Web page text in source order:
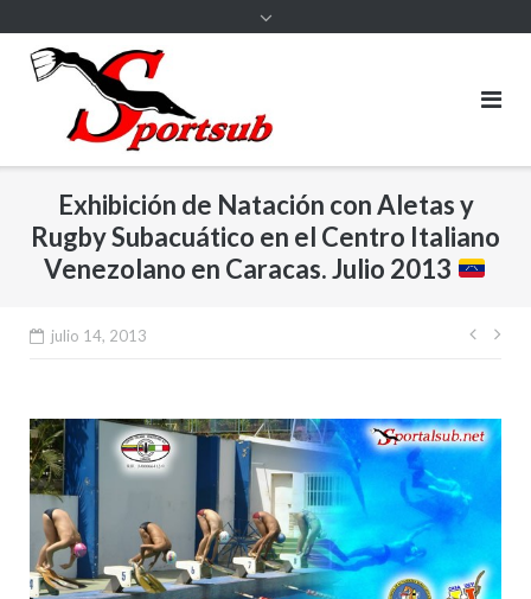
Exhibición de Natación con Aletas y
Rugby Subacuático en el Centro Italiano
Venezolano en Caracas. Julio 2013
julio 14, 2013